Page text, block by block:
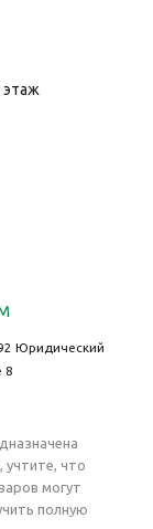
этаж
Юридический
8
учтите, что
могут
полную